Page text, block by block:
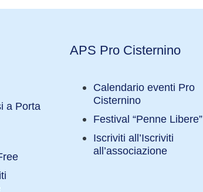
a Porta
APS Pro Cisternino
Calendario eventi Pro
Cisternino
Festival “Penne Libere”
Iscriviti all’Iscriviti
all’associazione